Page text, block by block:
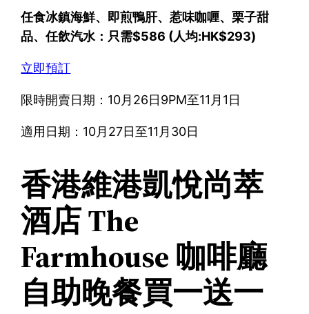
任食冰鎮海鮮、即煎鴨肝、惹味咖喱、栗子甜
品、任飲汽水：只需$586 (人均:HK$293)
立即預訂
限時開賣日期：10月26日9PM至11月1日
適用日期：10月27日至11月30日
香港維港凱悅尚萃
酒店 The
Farmhouse 咖啡廳
自助晚餐買一送一